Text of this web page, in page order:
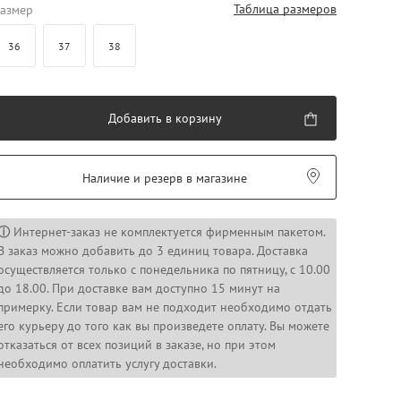
Таблица размеров
36 37 38
Добавить в корзину
Наличие и резерв в магазине
Интернет-заказ не комплектуется фирменным пакетом.
заказ можно добавить до 3 единиц товара. Доставка
только с понедельника по пятницу, с 10.00
18.00. При доставке вам доступно 15 минут на
Если товар вам не подходит необходимо отдать
курьеру до того как вы произведете оплату. Вы можете
от всех позиций в заказе, но при этом
оплатить услугу доставки.